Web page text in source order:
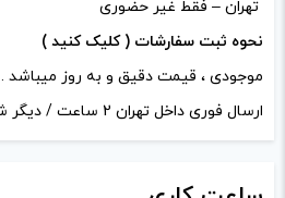
تهران – فقط غیر حضوری
نحوه ثبت سفارشات ( کلیک کنید )
موجودی ، قیمت دقیق و به روز میباشد .
ارسال فوری داخل تهران 2 ساعت / دیگر شهرها 2 تا 4 روز